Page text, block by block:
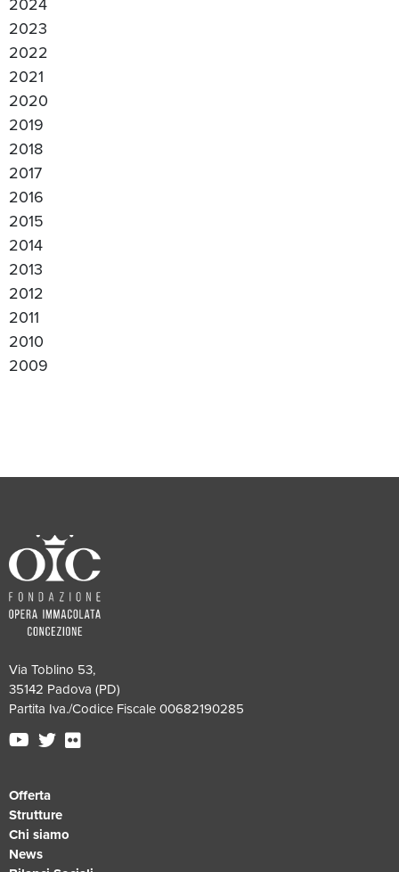
2024
2023
2022
2021
2020
2019
2018
2017
2016
2015
2014
2013
2012
2011
2010
2009
Via Toblino 53,
35142 Padova (PD)
Partita Iva./Codice Fiscale 00682190285
Offerta
Strutture
Chi siamo
News